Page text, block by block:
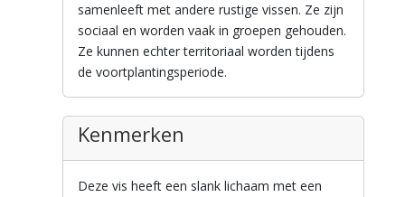
samenleeft met andere rustige vissen. Ze zijn
sociaal en worden vaak in groepen gehouden.
Ze kunnen echter territoriaal worden tijdens
de voortplantingsperiode.
Kenmerken
Deze vis heeft een slank lichaam met een